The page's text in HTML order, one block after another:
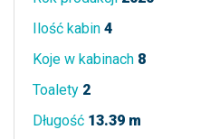
Ilość kabin 4
Koje w kabinach 8
Toalety 2
Długość 13.39 m